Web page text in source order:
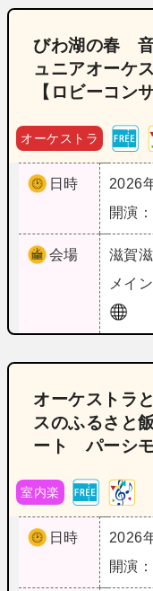
びわ湖の春
ュニアオーケ
【ロビーコン
オーケストラ
日時
2026
開演
会場 滋賀
メイ
オーケストラ
スのふるさと
ート パーシモ
室内楽
日時
2026
開演